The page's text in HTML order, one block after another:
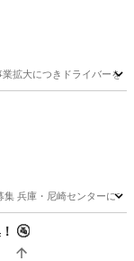
事業拡大につきドライ
集 兵庫・尼崎センターに
🚰